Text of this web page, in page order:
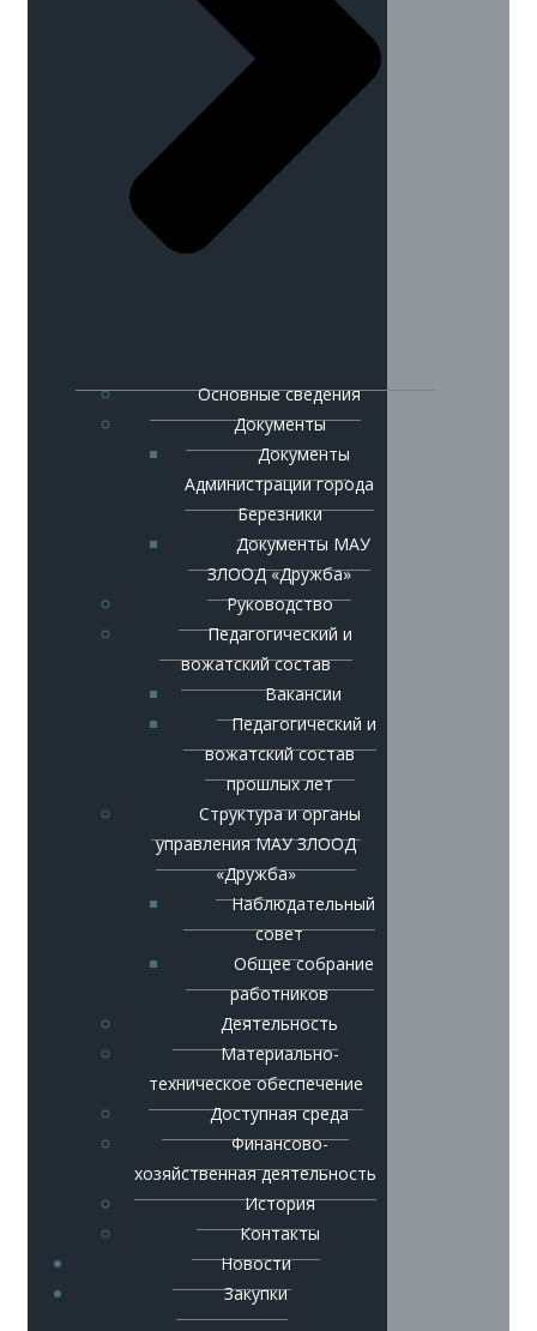
Основные сведения
Документы
Документы
Администрации города
Березники
Документы МАУ
ЗЛООД «Дружба»
Руководство
Педагогический и
вожатский состав
Вакансии
Педагогический и
вожатский состав
прошлых лет
Структура и органы
управления МАУ ЗЛООД
«Дружба»
Наблюдательный
совет
Общее собрание
работников
Деятельность
Материально-
техническое обеспечение
Доступная среда
Финансово-
хозяйственная деятельность
История
Контакты
Новости
Закупки